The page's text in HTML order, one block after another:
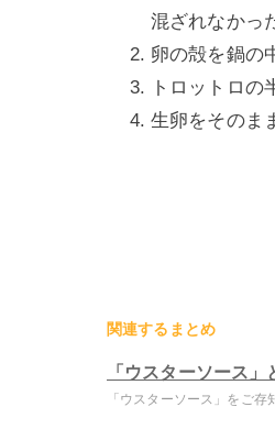
混ざれなかっ
卵の殻を鍋の
トロットロの
生卵をそのま
関連するまとめ
「ウスターソース
「ウスターソース」をご